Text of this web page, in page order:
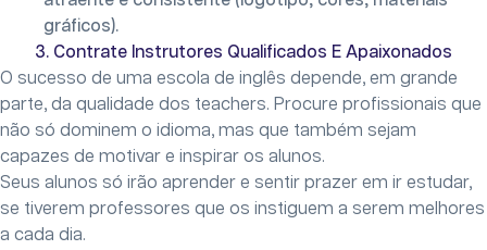
gráficos).
3. Contrate Instrutores Qualificados E Apaixonados
O sucesso de uma escola de inglês depende, em grande
parte, da qualidade dos teachers. Procure profissionais que
não só dominem o idioma, mas que também sejam
capazes de motivar e inspirar os alunos.
Seus alunos só irão aprender e sentir prazer em ir estudar,
se tiverem professores que os instiguem a serem melhores
a cada dia.